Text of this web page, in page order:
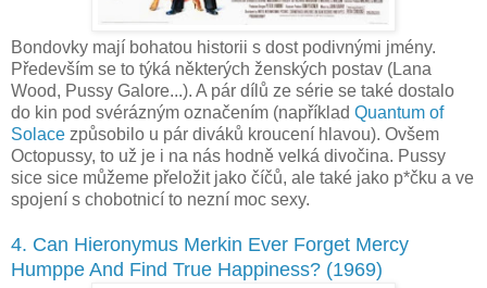
Bondovky mají bohatou historii s dost podivnými jmény.
Především se to týká některých ženských postav (Lana
Wood, Pussy Galore...). A pár dílů ze série se také dostalo
do kin pod svérázným označením (například Quantum of
Solace způsobilo u pár diváků kroucení hlavou). Ovšem
Octopussy, to už je i na nás hodně velká divočina. Pussy
sice sice můžeme přeložit jako číčů, ale také jako p*čku a ve
spojení s chobotnicí to nezní moc sexy.
4. Can Hieronymus Merkin Ever Forget Mercy
Humppe And Find True Happiness? (1969)